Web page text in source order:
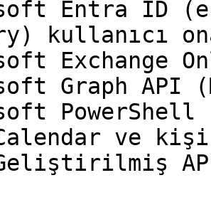
Entra ID
kullanıcı
Exchange
Graph API
PowerShell
ve